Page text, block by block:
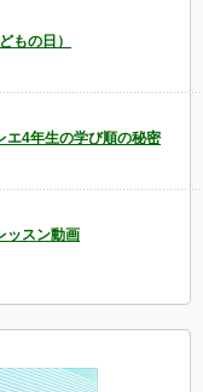
もの日）
エ4年生の学び順の秘密
ッスン動画